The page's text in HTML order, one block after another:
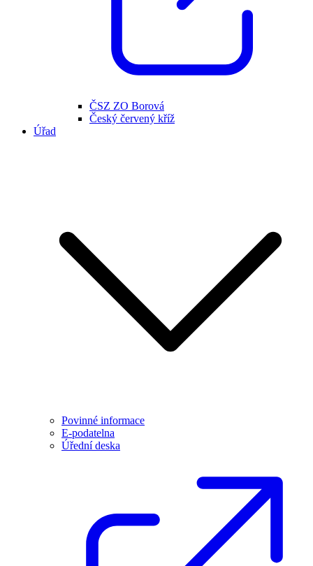
ČSZ ZO Borová
Český červený kříž
Úřad
Povinné informace
E-podatelna
Úřední deska